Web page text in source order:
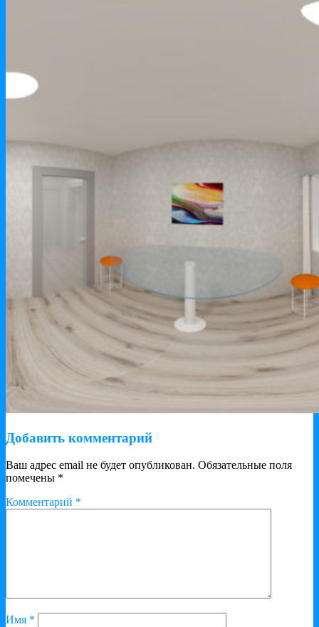
Добавить комментарий
Ваш адрес email не будет опубликован. Обязательные поля
помечены *
Комментарий *
Имя *